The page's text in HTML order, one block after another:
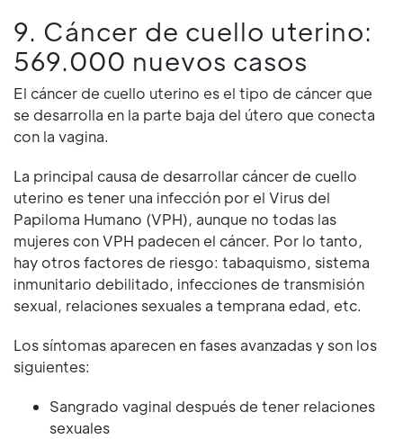
9. Cáncer de cuello uterino:
569.000 nuevos casos
El cáncer de cuello uterino es el tipo de cáncer que
se desarrolla en la parte baja del útero que conecta
con la vagina.
La principal causa de desarrollar cáncer de cuello
uterino es tener una infección por el Virus del
Papiloma Humano (VPH), aunque no todas las
mujeres con VPH padecen el cáncer. Por lo tanto,
hay otros factores de riesgo: tabaquismo, sistema
inmunitario debilitado, infecciones de transmisión
sexual, relaciones sexuales a temprana edad, etc.
Los síntomas aparecen en fases avanzadas y son los
siguientes:
Sangrado vaginal después de tener relaciones
sexuales